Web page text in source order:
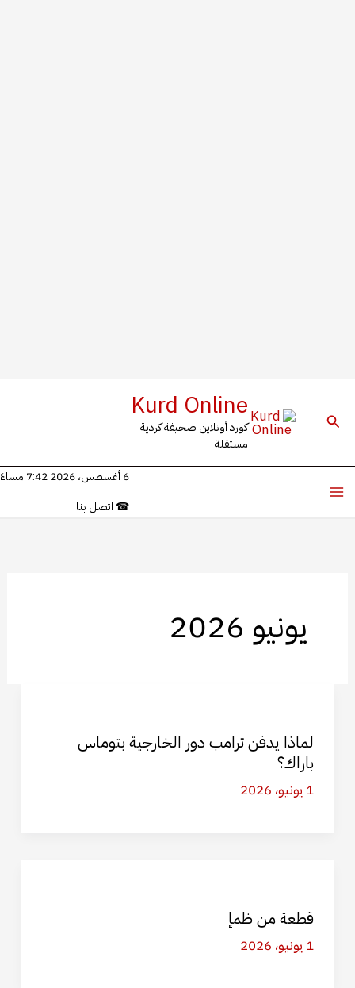
البحث Kurd Online
كورد أونلاين صحيفة كردية
مستقلة
6 أغسطس، 2026 7:42 مساءً
☎ اتصل بنا
يونيو 2026
لماذا يدفن ترامب دور الخارجية بتوماس
باراك؟
1 يونيو، 2026
قطعة من ظمإ
1 يونيو، 2026